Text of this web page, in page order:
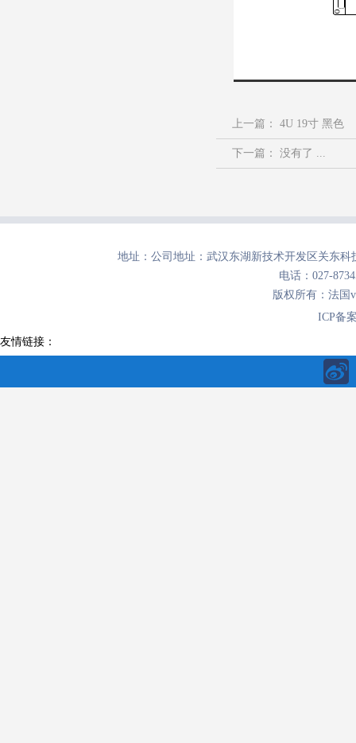
上一篇： 4U 19寸 黑色
下一篇： 没有了 ...
地址：公司地址：武汉东湖新技术开发区关东
电话：027-
版权所有：法
ICP备
友情链接：